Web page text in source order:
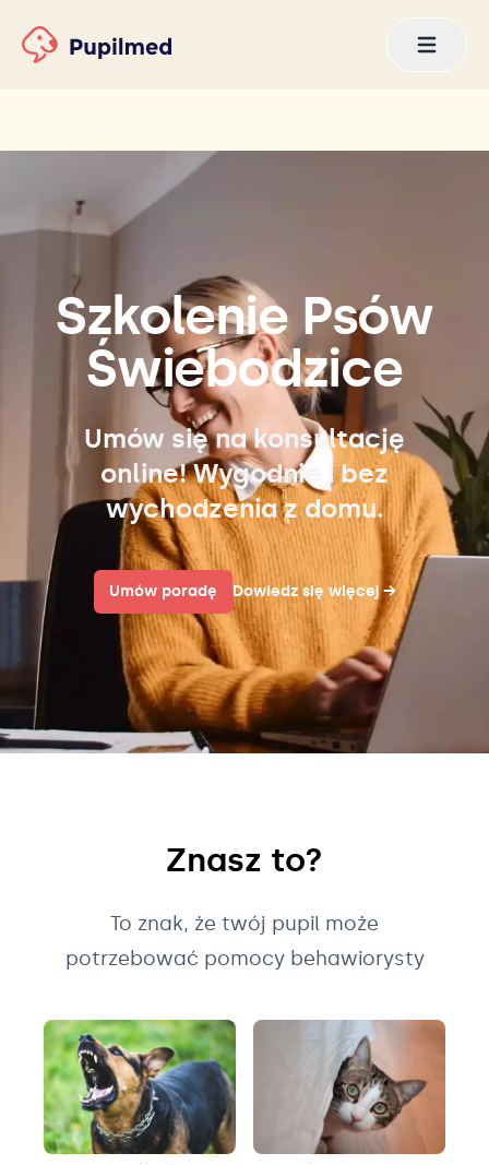
Szkolenie Psów
Świebodzice
Umów się na konsultację
online! Wygodnie i bez
wychodzenia z domu.
Umów poradę Dowiedz się więcej→
Znasz to?
To znak, że twój pupil może
potrzebować pomocy behawiorysty